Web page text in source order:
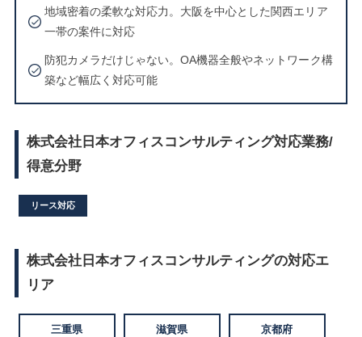
地域密着の柔軟な対応力。大阪を中心とした関西エリア
一帯の案件に対応
防犯カメラだけじゃない。OA機器全般やネットワーク構
築など幅広く対応可能
株式会社日本オフィスコンサルティング対応業務/
得意分野
リース対応
株式会社日本オフィスコンサルティングの対応エ
リア
三重県 滋賀県 京都府